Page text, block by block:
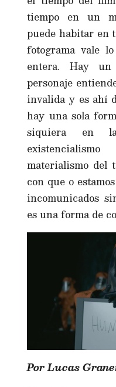
tiempo en un
puede habitar en
fotograma vale
entera. Hay
personaje
invalida y es ahí
hay una sola
siquiera en
materialismo del
con que o
incomunicados
es una forma de
Por Lucas